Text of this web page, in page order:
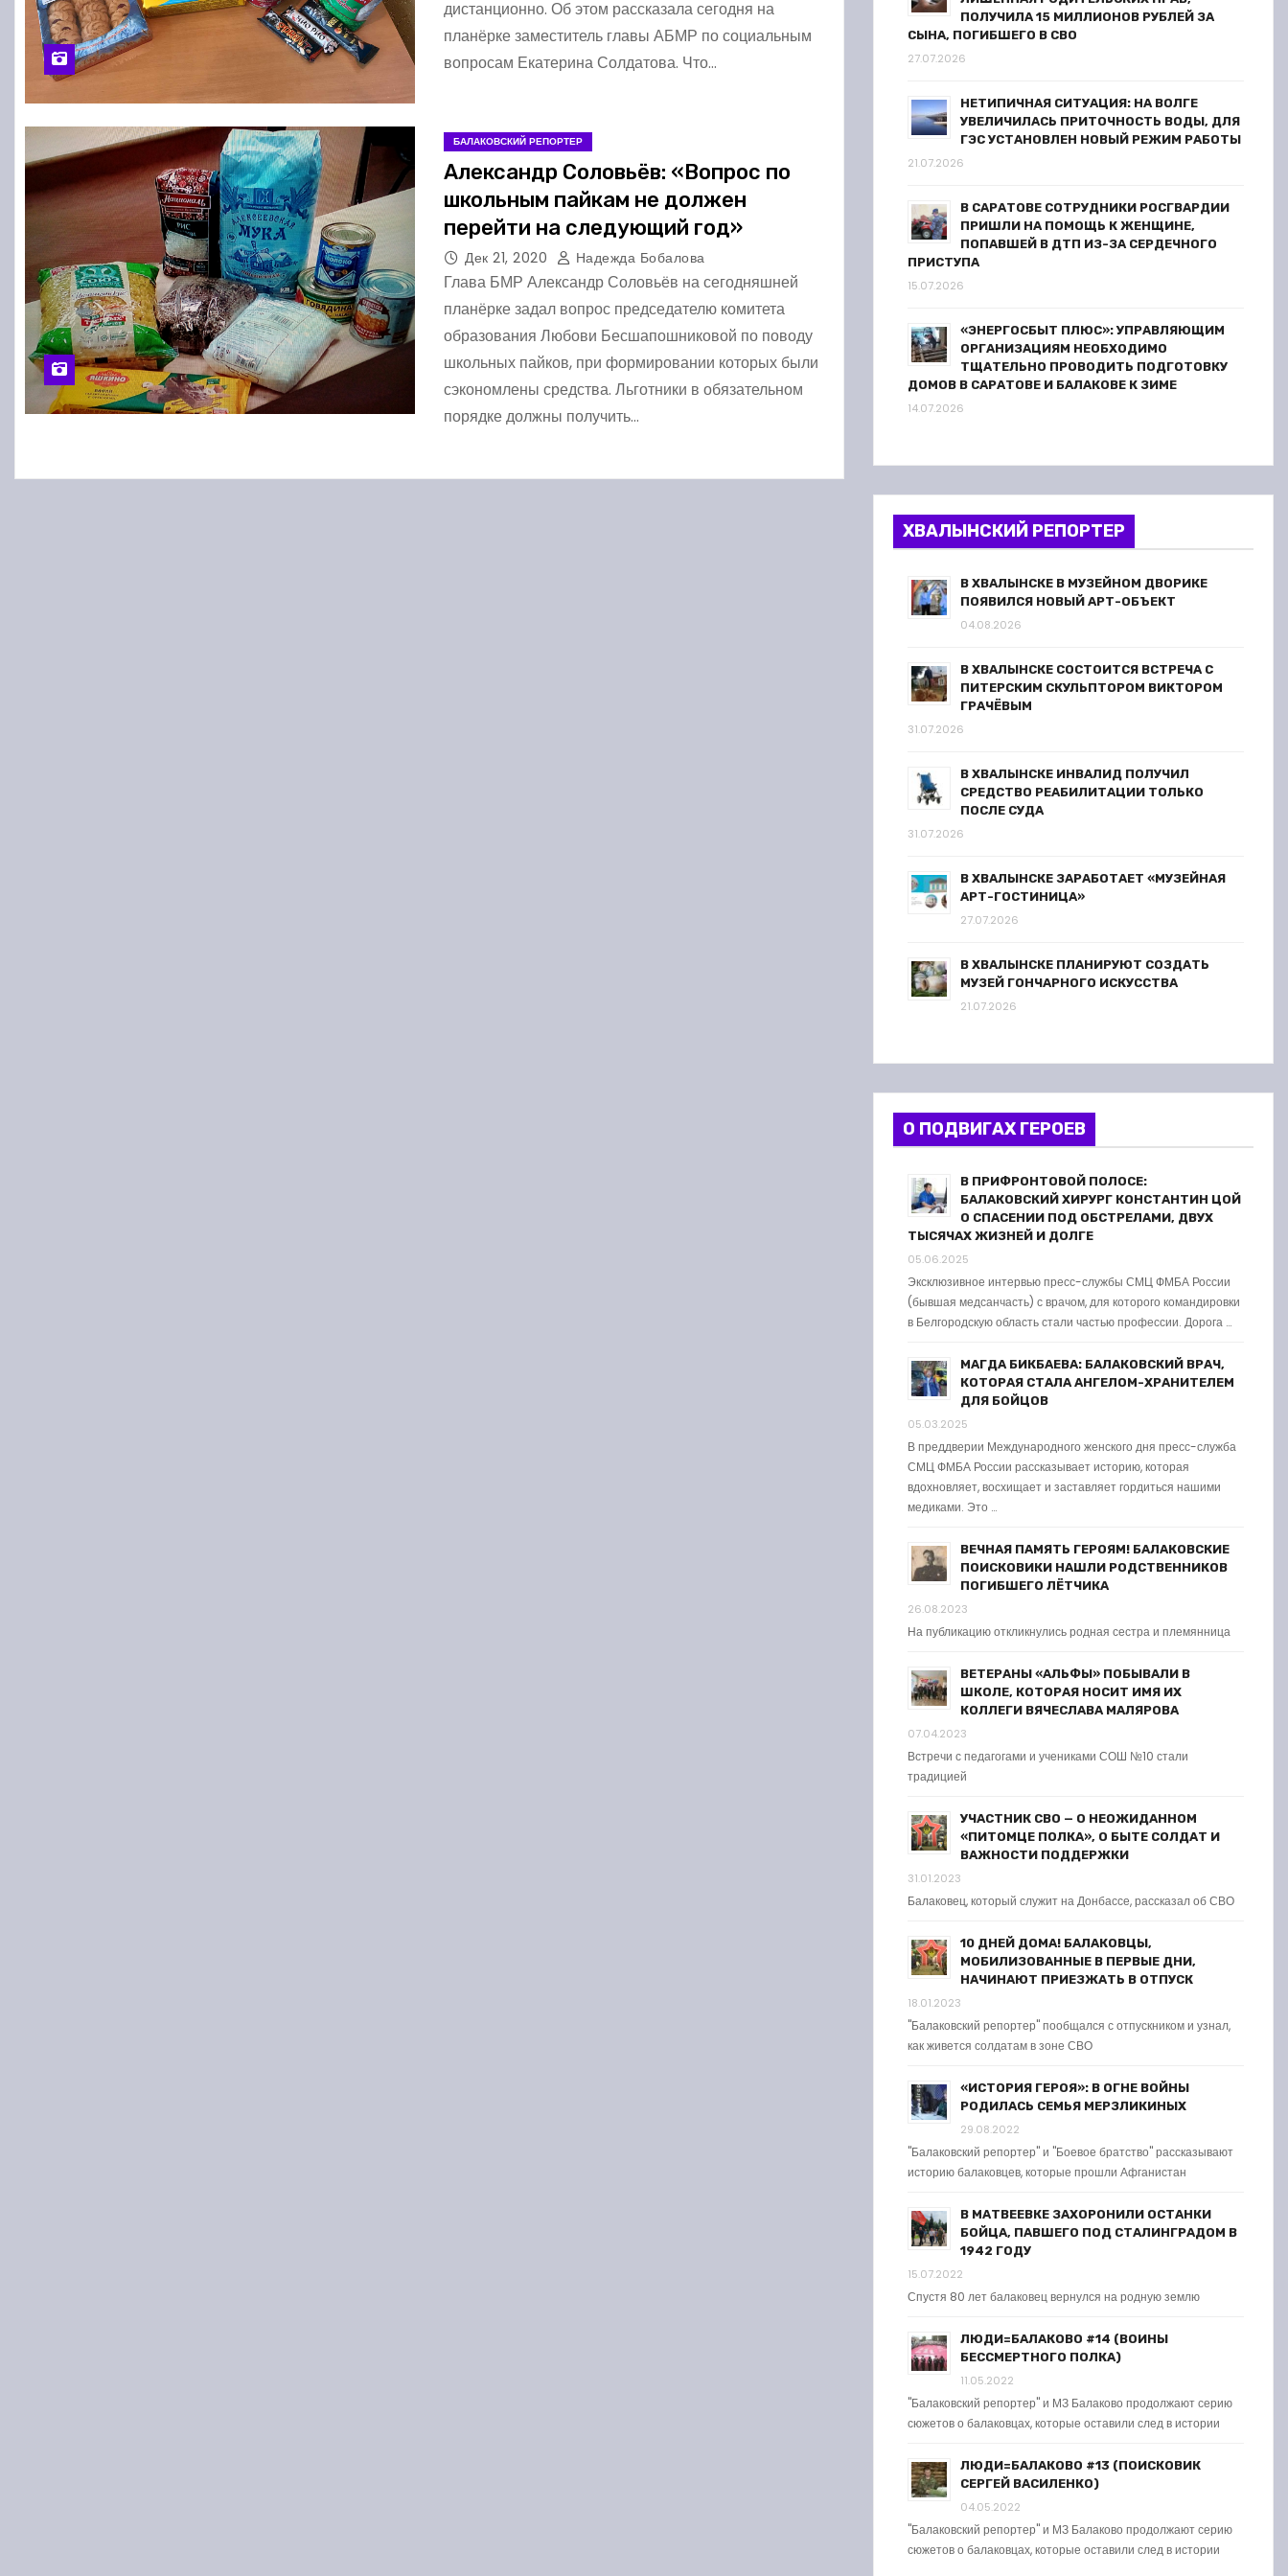
дистанционно. Об этом рассказала сегодня на
планёрке заместитель главы АБМР по социальным
вопросам Екатерина Солдатова. Что…
БАЛАКОВСКИЙ РЕПОРТЕР
Александр Соловьёв: «Вопрос по
школьным пайкам не должен
перейти на следующий год»
Дек 21, 2020 Надежда Бобалова
Глава БМР Александр Соловьёв на сегодняшней
планёрке задал вопрос председателю комитета
образования Любови Бесшапошниковой по поводу
школьных пайков, при формировании которых были
сэкономлены средства. Льготники в обязательном
порядке должны получить…
ПОЛУЧИЛА 15 МИЛЛИОНОВ РУБЛЕЙ ЗА
СЫНА, ПОГИБШЕГО В СВО
27.07.2026
НЕТИПИЧНАЯ СИТУАЦИЯ: НА ВОЛГЕ
УВЕЛИЧИЛАСЬ ПРИТОЧНОСТЬ ВОДЫ, ДЛЯ
ГЭС УСТАНОВЛЕН НОВЫЙ РЕЖИМ РАБОТЫ
21.07.2026
В САРАТОВЕ СОТРУДНИКИ РОСГВАРДИИ
ПРИШЛИ НА ПОМОЩЬ К ЖЕНЩИНЕ,
ПОПАВШЕЙ В ДТП ИЗ-ЗА СЕРДЕЧНОГО
ПРИСТУПА
15.07.2026
«ЭНЕРГОСБЫТ ПЛЮС»: УПРАВЛЯЮЩИМ
ОРГАНИЗАЦИЯМ НЕОБХОДИМО
ТЩАТЕЛЬНО ПРОВОДИТЬ ПОДГОТОВКУ
ДОМОВ В САРАТОВЕ И БАЛАКОВЕ К ЗИМЕ
14.07.2026
ХВАЛЫНСКИЙ РЕПОРТЕР
В ХВАЛЫНСКЕ В МУЗЕЙНОМ ДВОРИКЕ
ПОЯВИЛСЯ НОВЫЙ АРТ-ОБЪЕКТ
04.08.2026
В ХВАЛЫНСКЕ СОСТОИТСЯ ВСТРЕЧА С
ПИТЕРСКИМ СКУЛЬПТОРОМ ВИКТОРОМ
ГРАЧЁВЫМ
31.07.2026
В ХВАЛЫНСКЕ ИНВАЛИД ПОЛУЧИЛ
СРЕДСТВО РЕАБИЛИТАЦИИ ТОЛЬКО
ПОСЛЕ СУДА
31.07.2026
В ХВАЛЫНСКЕ ЗАРАБОТАЕТ «МУЗЕЙНАЯ
АРТ-ГОСТИНИЦА»
27.07.2026
В ХВАЛЫНСКЕ ПЛАНИРУЮТ СОЗДАТЬ
МУЗЕЙ ГОНЧАРНОГО ИСКУССТВА
21.07.2026
О ПОДВИГАХ ГЕРОЕВ
В ПРИФРОНТОВОЙ ПОЛОСЕ:
БАЛАКОВСКИЙ ХИРУРГ КОНСТАНТИН ЦОЙ
О СПАСЕНИИ ПОД ОБСТРЕЛАМИ, ДВУХ
ТЫСЯЧАХ ЖИЗНЕЙ И ДОЛГЕ
05.06.2025
Эксклюзивное интервью пресс-службы СМЦ ФМБА России
(бывшая медсанчасть) с врачом, для которого командировки
в Белгородскую область стали частью профессии. Дорога …
МАГДА БИКБАЕВА: БАЛАКОВСКИЙ ВРАЧ,
КОТОРАЯ СТАЛА АНГЕЛОМ-ХРАНИТЕЛЕМ
ДЛЯ БОЙЦОВ
05.03.2025
В преддверии Международного женского дня пресс-служба
СМЦ ФМБА России рассказывает историю, которая
вдохновляет, восхищает и заставляет гордиться нашими
медиками. Это …
ВЕЧНАЯ ПАМЯТЬ ГЕРОЯМ! БАЛАКОВСКИЕ
ПОИСКОВИКИ НАШЛИ РОДСТВЕННИКОВ
ПОГИБШЕГО ЛЁТЧИКА
26.08.2023
На публикацию откликнулись родная сестра и племянница
ВЕТЕРАНЫ «АЛЬФЫ» ПОБЫВАЛИ В
ШКОЛЕ, КОТОРАЯ НОСИТ ИМЯ ИХ
КОЛЛЕГИ ВЯЧЕСЛАВА МАЛЯРОВА
07.04.2023
Встречи с педагогами и учениками СОШ №10 стали
традицией
УЧАСТНИК СВО — О НЕОЖИДАННОМ
«ПИТОМЦЕ ПОЛКА», О БЫТЕ СОЛДАТ И
ВАЖНОСТИ ПОДДЕРЖКИ
31.01.2023
Балаковец, который служит на Донбассе, рассказал об СВО
10 ДНЕЙ ДОМА! БАЛАКОВЦЫ,
МОБИЛИЗОВАННЫЕ В ПЕРВЫЕ ДНИ,
НАЧИНАЮТ ПРИЕЗЖАТЬ В ОТПУСК
18.01.2023
"Балаковский репортер" пообщался с отпускником и узнал,
как живется солдатам в зоне СВО
«ИСТОРИЯ ГЕРОЯ»: В ОГНЕ ВОЙНЫ
РОДИЛАСЬ СЕМЬЯ МЕРЗЛИКИНЫХ
29.08.2022
"Балаковский репортер" и "Боевое братство" рассказывают
историю балаковцев, которые прошли Афганистан
В МАТВЕЕВКЕ ЗАХОРОНИЛИ ОСТАНКИ
БОЙЦА, ПАВШЕГО ПОД СТАЛИНГРАДОМ В
1942 ГОДУ
15.07.2022
Спустя 80 лет балаковец вернулся на родную землю
ЛЮДИ=БАЛАКОВО #14 (ВОИНЫ
БЕССМЕРТНОГО ПОЛКА)
11.05.2022
"Балаковский репортер" и МЗ Балаково продолжают серию
сюжетов о балаковцах, которые оставили след в истории
ЛЮДИ=БАЛАКОВО #13 (ПОИСКОВИК
СЕРГЕЙ ВАСИЛЕНКО)
04.05.2022
"Балаковский репортер" и МЗ Балаково продолжают серию
сюжетов о балаковцах, которые оставили след в истории